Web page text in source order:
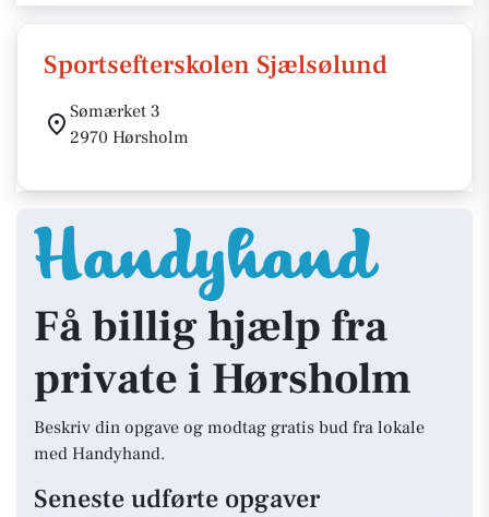
Sportsefterskolen Sjælsølund
Sømærket 3
2970 Hørsholm
Få billig hjælp fra
private i Hørsholm
Beskriv din opgave og modtag gratis bud fra lokale
med Handyhand.
Seneste udførte opgaver